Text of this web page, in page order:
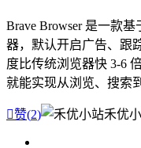
Brave Browser 是一款
器，默认开启广告、跟
度比传统浏览器快 3-6
就能实现从浏览、搜索
赞(2) 禾优